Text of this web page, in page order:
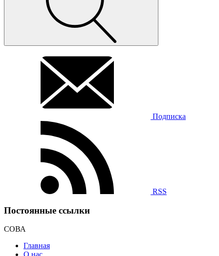
Подписка
RSS
Постоянные ссылки
СОВА
Главная